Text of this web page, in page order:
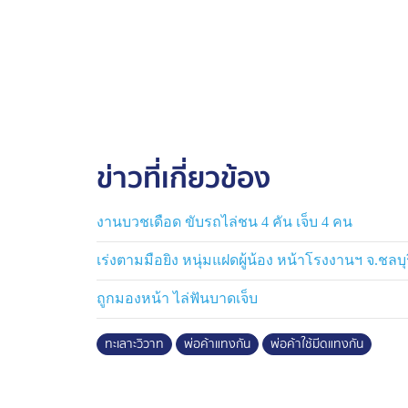
ข่าวที่เกี่ยวข้อง
งานบวชเดือด ขับรถไล่ชน 4 คัน เจ็บ 4 คน
เร่งตามมือยิง หนุ่มแฝดผู้น้อง หน้าโรงงานฯ จ.ชล
ถูกมองหน้า ไล่ฟันบาดเจ็บ
ทะเลาะวิวาท พ่อค้าแทงกัน พ่อค้าใช้มีดแทงกัน